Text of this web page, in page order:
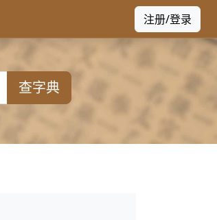
注册/登录
查字典